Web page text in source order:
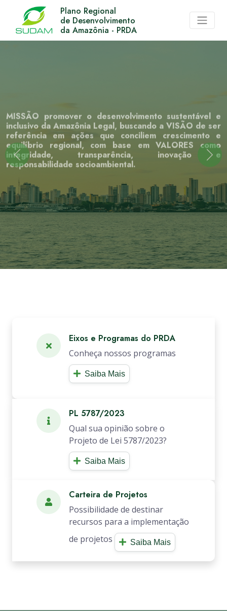
Plano Regional
de Desenvolvimento
da Amazônia - PRDA
MISSÃO promover o desenvolvimento sustentável e
inclusivo da Amazônia Legal, buscando a VISÃO de ser
referência em ações que conciliem crescimento e
equilíbrio regional, com base em VALORES como
integridade, transparência, inovação e
responsabilidade socioambiental.
Previous Next
Eixos e Programas do PRDA
Conheça nossos programas
Saiba Mais
PL 5787/2023
Qual sua opinião sobre o
Projeto de Lei 5787/2023?
Saiba Mais
Carteira de Projetos
Possibilidade de destinar
recursos para a implementação
de projetos
Saiba Mais